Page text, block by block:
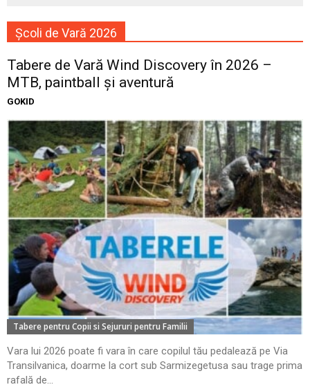
Școli de Vară 2026
Tabere de Vară Wind Discovery în 2026 –
MTB, paintball și aventură
GOKID
Tabere pentru Copii si Sejururi pentru Familii
Vara lui 2026 poate fi vara în care copilul tău pedalează pe Via
Transilvanica, doarme la cort sub Sarmizegetusa sau trage prima
rafală de...